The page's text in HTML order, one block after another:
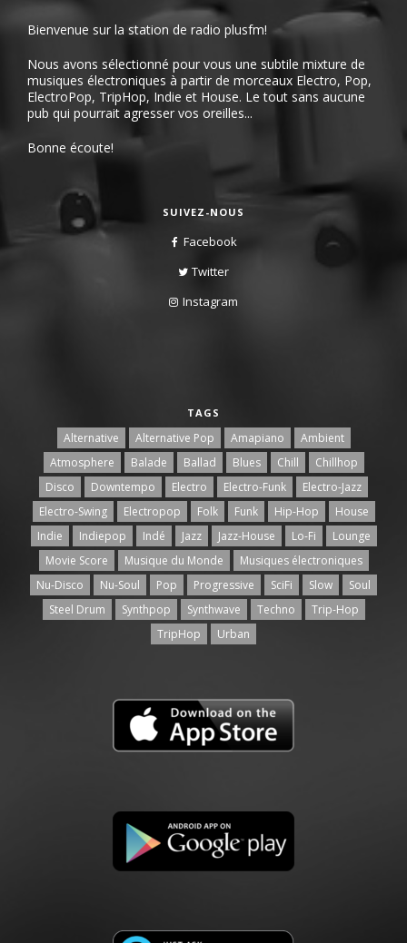
Bienvenue sur la station de radio plusfm!
Nous avons sélectionné pour vous une subtile mixture de
musiques électroniques à partir de morceaux Electro, Pop,
ElectroPop, TripHop, Indie et House. Le tout sans aucune
pub qui pourrait agresser vos oreilles...
Bonne écoute!
SUIVEZ-NOUS
Facebook
Twitter
Instagram
TAGS
Alternative Alternative Pop Amapiano
Ambient
Atmosphere
Balade Ballad Blues Chill
Chillhop
Disco
Downtempo Electro Electro-Funk
Electro-Jazz
Electro-Swing
Electropop Folk Funk Hip-Hop
House
Indie
Indiepop Indé Jazz Jazz-House Lo-Fi
Lounge
Movie Score
Musique du Monde
Musiques électroniques
Nu-Disco
Nu-Soul Pop Progressive SciFi Slow
Soul
Steel Drum
Synthpop Synthwave Techno
Trip-Hop
TripHop
Urban